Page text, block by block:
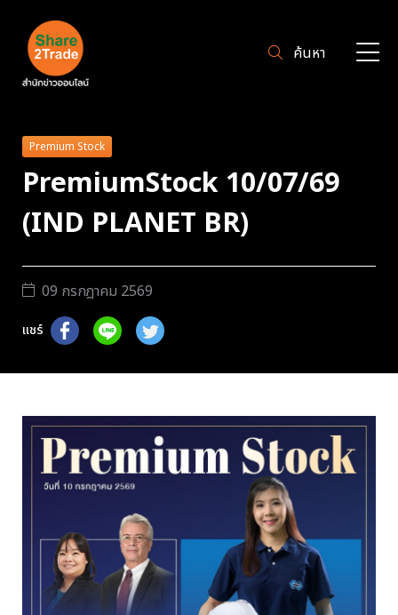
ค้นหา
Premium Stock
PremiumStock 10/07/69
(IND PLANET BR)
09 กรกฎาคม 2569
แชร์